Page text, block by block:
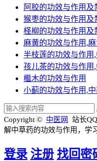
阿胶的功效与作用
猴枣的功效与作用及
柽柳的功效与作用及
麻黄的功效与作用,
半枝莲的功效与作用
孩儿茶的功效与作用
檵木的功效与作用
小蓟的功效与作用,
Copyright © 中医网 站长
解中草药的功效与作用，学
登录 注册 找回密